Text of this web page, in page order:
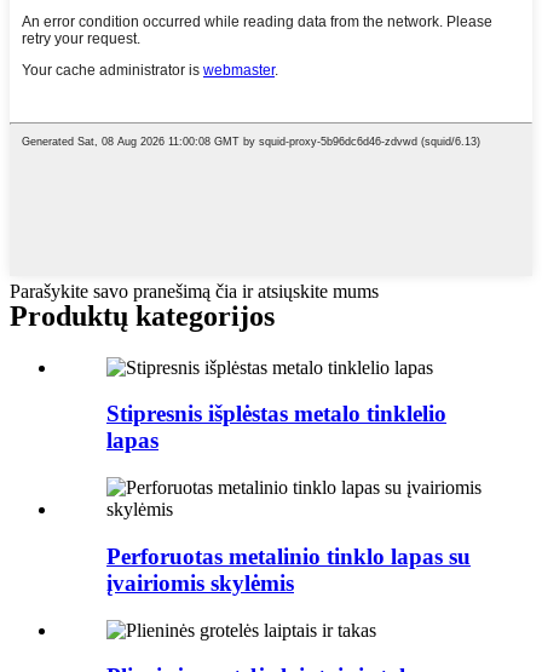
Parašykite savo pranešimą čia ir atsiųskite mums
Produktų kategorijos
Stipresnis išplėstas metalo tinklelio
lapas
Perforuotas metalinio tinklo lapas su
įvairiomis skylėmis